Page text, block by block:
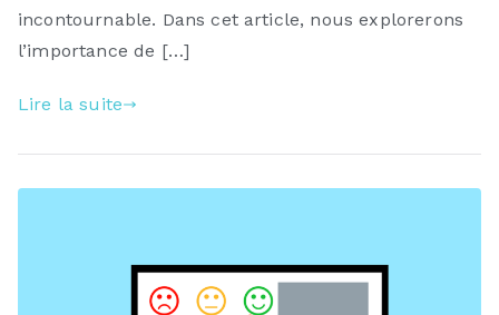
incontournable. Dans cet article, nous explorerons
l’importance de […]
Lire la suite